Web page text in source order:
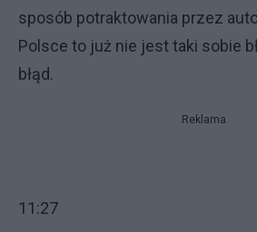
sposób potraktowania przez
Polsce to już nie jest taki sobie
błąd.
Reklama
11:27